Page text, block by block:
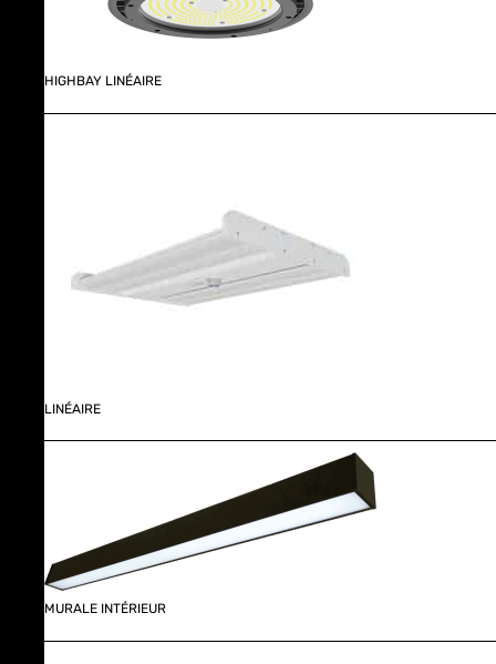
HIGHBAY LINÉAIRE
LINÉAIRE
MURALE INTÉRIEUR